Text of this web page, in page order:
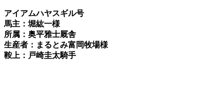
アイアムハヤスギル号
馬主：堀紘一様
所属：奥平雅士厩舎
生産者：まるとみ富岡牧場様
鞍上：戸崎圭太騎手